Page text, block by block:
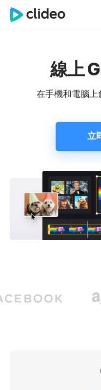
線上
在手機和電腦上
立